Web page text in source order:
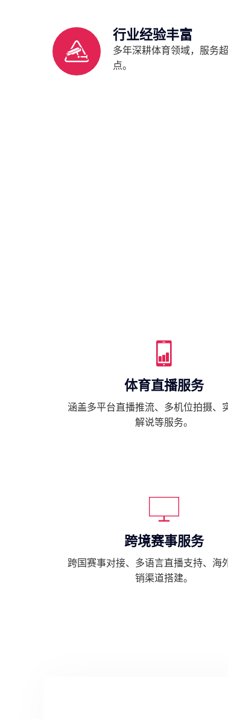
行业经验丰富
多年深耕体育领域，服务
点。
体育直播服务
涵盖多平台直播推流、多机位拍摄、
解说等服务。
跨境赛事服务
跨国赛事对接、多语言直播支持、海
销渠道搭建。